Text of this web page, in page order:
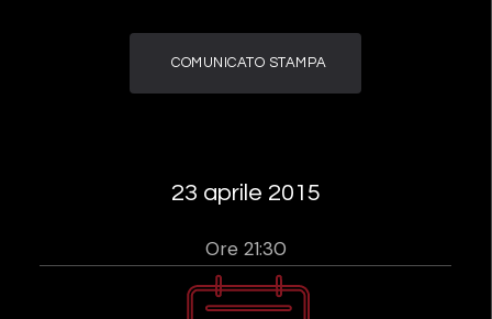
COMUNICATO STAMPA
23 aprile 2015
Ore 21:30